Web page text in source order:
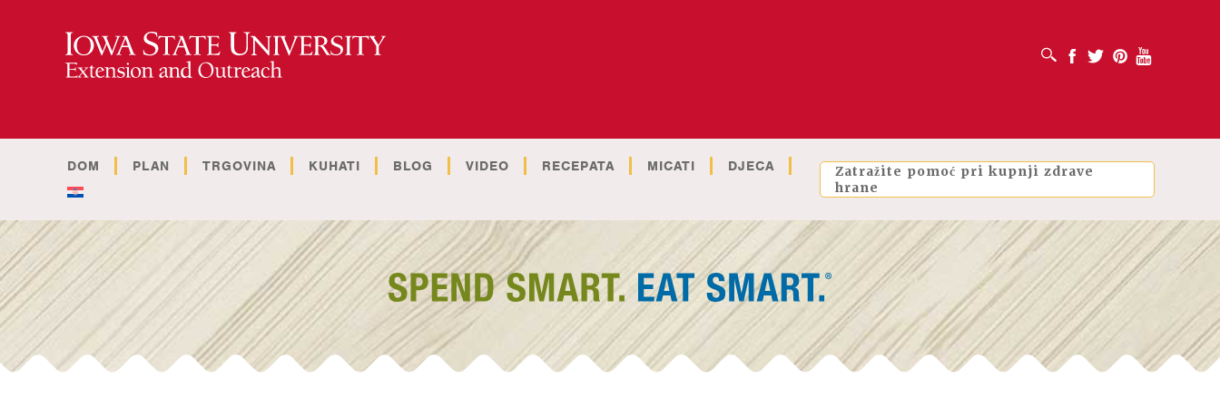
OTVORI OKVIR ZA PRETRAŽIVANJE
Facebook
Twitter PinterestYoutube
DOM PLAN TRGOVINA KUHATI BLOG VIDEO RECEPATA MICATI DJECA
Zatražite pomoć pri kupnji zdrave
hrane